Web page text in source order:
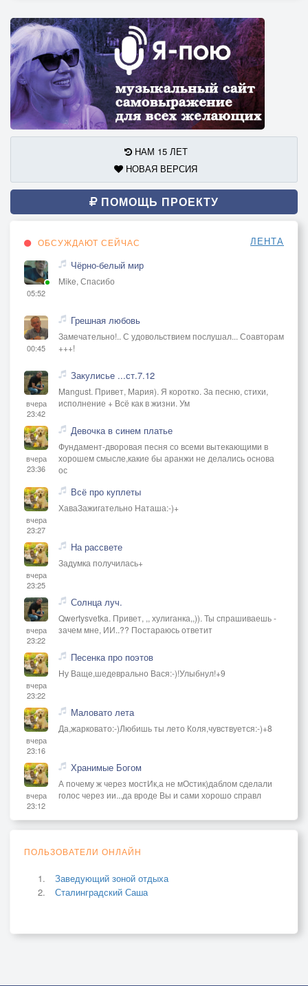
НАМ 15 ЛЕТ
НОВАЯ ВЕРСИЯ
ПОМОЩЬ ПРОЕКТУ
ОБСУЖДАЮТ СЕЙЧАС ЛЕНТА
05:52
Чёрно-белый мир
Mike, Спасибо
00:45
Грешная любовь
Замечательно!.. С удовольствием послушал... Соавторам
+++!
вчера
23:42
Закулисье ...ст.7.12
Mangust. Привет, Мария). Я коротко. За песню, стихи,
исполнение + Всё как в жизни. Ум
вчера
23:36
Девочка в синем платье
Фундамент-дворовая песня со всеми вытекающими в
хорошем смысле,какие бы аранжи не делались основа
ос
вчера
23:27
Всё про куплеты
ХаваЗажигательно Наташа:-)+
вчера
23:25
На рассвете
Задумка получилась+
вчера
23:22
Солнца луч.
Qwertysvetka. Привет, ,, хулиганка,,)). Ты спрашиваешь -
зачем мне, ИИ..?? Постараюсь ответит
вчера
23:22
Песенка про поэтов
Ну Ваще,шедеврально Вася:-)!Улыбнул!+9
вчера
23:16
Маловато лета
Да,жарковато:-)Любишь ты лето Коля,чувствуется:-)+8
вчера
23:12
Хранимые Богом
А почему ж через мостИк,а не мОстик)даблом сделали
голос через ии...да вроде Вы и сами хорошо справл
ПОЛЬЗОВАТЕЛИ ОНЛАЙН
Заведующий зоной отдыха
Сталинградский Саша